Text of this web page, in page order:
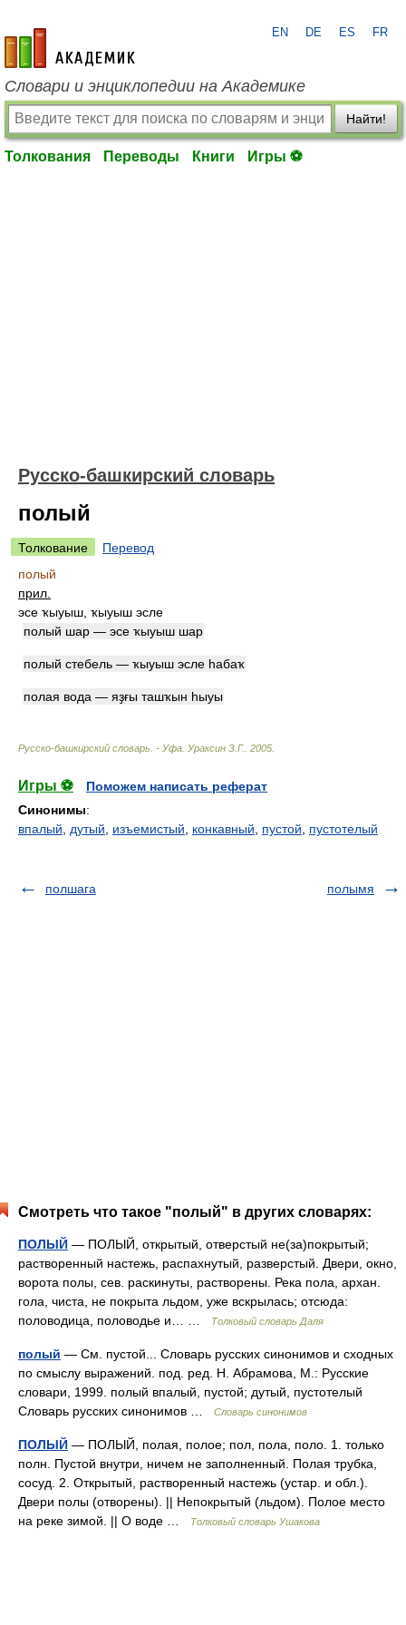
academic.ru
EN DE ES FR
Словари и энциклопедии на Академике
Найти!
Толкования Переводы Книги Игры ⚽
Русско-башкирский словарь
полый
Толкование
Перевод
полый
прил.
эсе ҡыуыш, ҡыуыш эсле
полый шар — эсе ҡыуыш шар
полый стебель — ҡыуыш эсле һабаҡ
полая вода — яҙғы ташҡын һыуы
Русско-башкирский словарь. - Уфа Ураксин З.Г. 2005
Игры ⚽
Поможем написать реферат
Синонимы:
впалый
дутый изъемистый конкавный пустой пустотелый
полшага полымя
Смотреть что такое "полый" в других словарях:
ПОЛЫЙ — ПОЛЫЙ, открытый, отверстый не(за)покрытый;
растворенный настежь, распахнутый, разверстый. Двери, окно,
ворота полы, сев. раскинуты, растворены. Река пола, архан.
гола, чиста, не покрыта льдом, уже вскрылась; отсюда:
половодица, половодье и… …
Толковый словарь Даля
полый — См. пустой... Словарь русских синонимов и сходных
по смыслу выражений. под. ред. Н. Абрамова, М.: Русские
словари, 1999. полый впалый, пустой; дутый, пустотелый
Словарь русских синонимов …
Словарь синонимов
ПОЛЫЙ — ПОЛЫЙ, полая, полое; пол, пола, поло. 1. только
полн. Пустой внутри, ничем не заполненный. Полая трубка,
сосуд. 2. Открытый, растворенный настежь (устар. и обл.).
Двери полы (отворены). || Непокрытый (льдом). Полое место
на реке зимой. || О воде …
Толковый словарь Ушакова